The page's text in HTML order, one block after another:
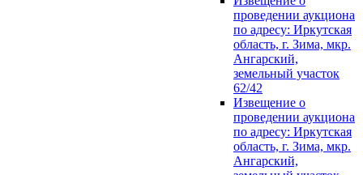
проведении аукциона
по адресу: Иркутская
область, г. Зима, мкр.
Ангарский,
земельный участок
62/42
Извещение о
проведении аукциона
по адресу: Иркутская
область, г. Зима, мкр.
Ангарский,